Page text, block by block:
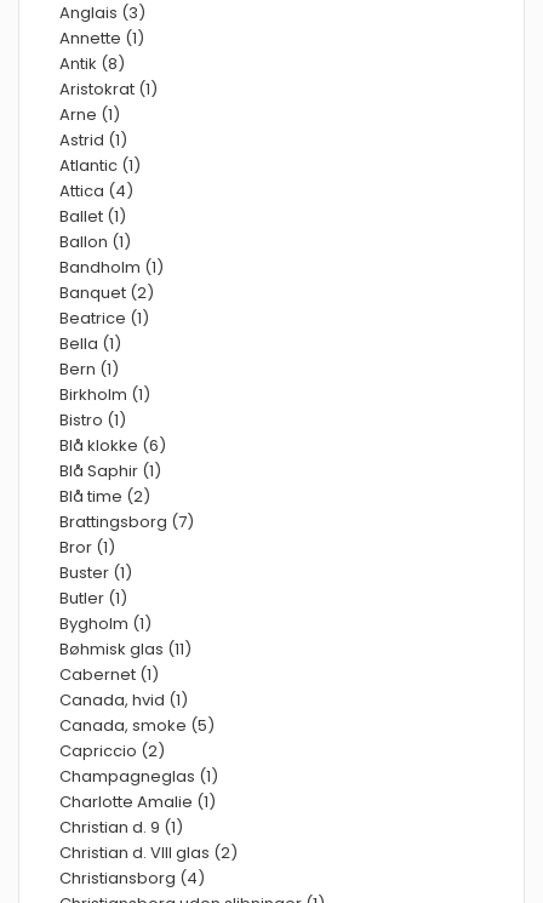
Anglais (3)
Annette (1)
Antik (8)
Aristokrat (1)
Arne (1)
Astrid (1)
Atlantic (1)
Attica (4)
Ballet (1)
Ballon (1)
Bandholm (1)
Banquet (2)
Beatrice (1)
Bella (1)
Bern (1)
Birkholm (1)
Bistro (1)
Blå klokke (6)
Blå Saphir (1)
Blå time (2)
Brattingsborg (7)
Bror (1)
Buster (1)
Butler (1)
Bygholm (1)
Bøhmisk glas (11)
Cabernet (1)
Canada, hvid (1)
Canada, smoke (5)
Capriccio (2)
Champagneglas (1)
Charlotte Amalie (1)
Christian d. 9 (1)
Christian d. VIII glas (2)
Christiansborg (4)